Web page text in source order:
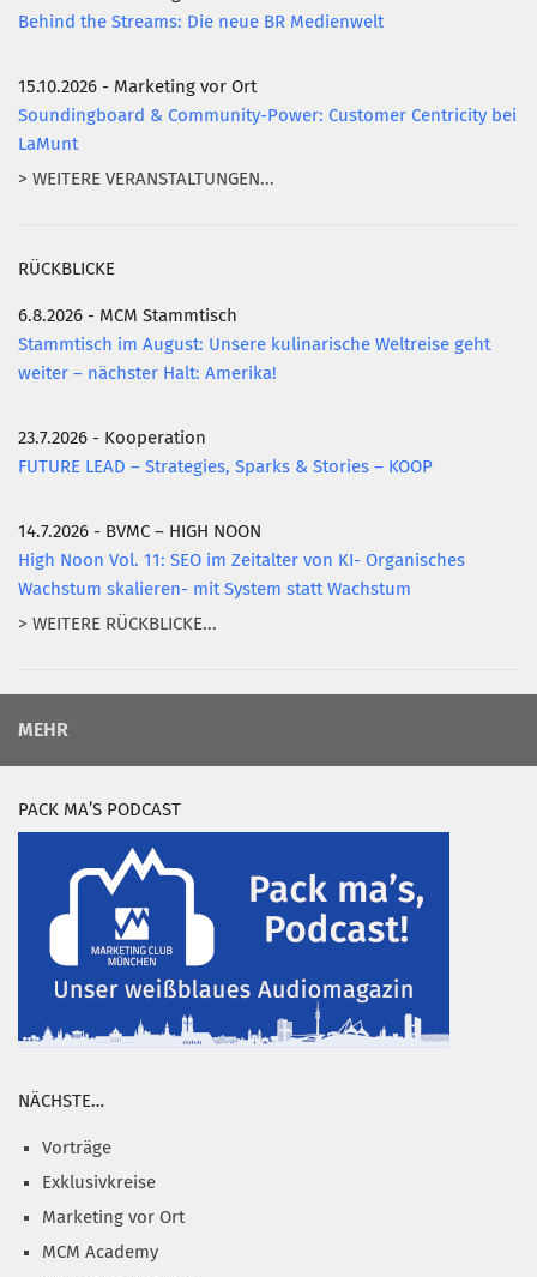
Behind the Streams: Die neue BR Medienwelt
15.10.2026 - Marketing vor Ort
Soundingboard & Community-Power: Customer Centricity bei
LaMunt
> WEITERE VERANSTALTUNGEN...
RÜCKBLICKE
6.8.2026 - MCM Stammtisch
Stammtisch im August: Unsere kulinarische Weltreise geht
weiter – nächster Halt: Amerika!
23.7.2026 - Kooperation
FUTURE LEAD – Strategies, Sparks & Stories – KOOP
14.7.2026 - BVMC – HIGH NOON
High Noon Vol. 11: SEO im Zeitalter von KI- Organisches
Wachstum skalieren- mit System statt Wachstum
> WEITERE RÜCKBLICKE...
MEHR
PACK MA’S PODCAST
NÄCHSTE…
Vorträge
Exklusivkreise
Marketing vor Ort
MCM Academy